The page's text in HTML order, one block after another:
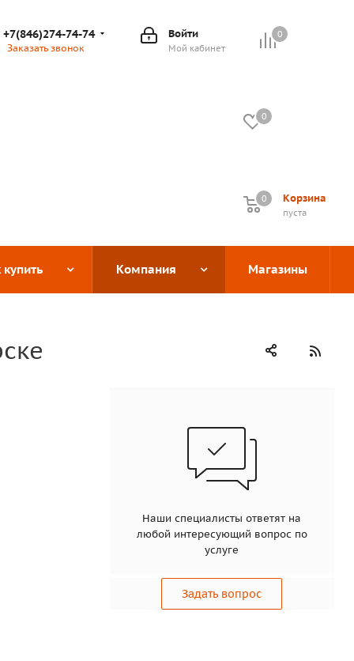
0
0
Корзина
0
пуста
0
Войти
Мой кабинет
+7(846)274-74-74
Заказать звонок
Компания Магазины
Наши специалисты ответят на
любой интересующий вопрос по
услуге
Задать вопрос